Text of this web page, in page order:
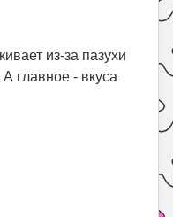
из-за пазухи
А главное - вкуса